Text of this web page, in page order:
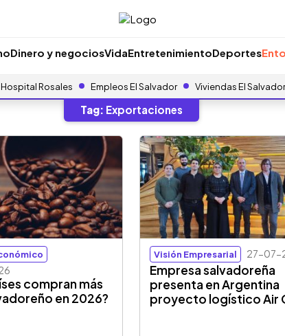
Dinero y negociosVidaEntretenimientoDeportes
Hospital Rosales Empleos El Salvador Viviendas El Salvador
Tag: Exportaciones
compran más
en 2026?
Visión Empresarial 27-07-
Empresa salvadoreña
presenta en Argentina
proyecto logístico Air